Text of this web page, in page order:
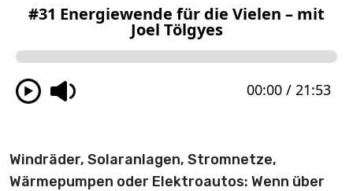
Windräder, Solaranlagen, Stromnetze,
Wärmepumpen oder Elektroautos: Wenn über